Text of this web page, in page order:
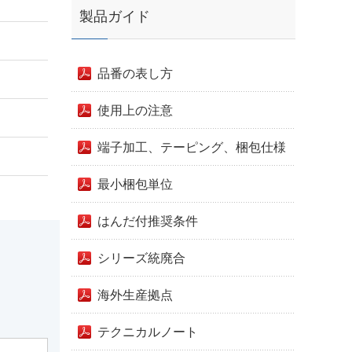
製品ガイド
品番の表し方
使用上の注意
端子加工、テーピング、梱包仕様
最小梱包単位
はんだ付推奨条件
シリーズ統廃合
海外生産拠点
テクニカルノート